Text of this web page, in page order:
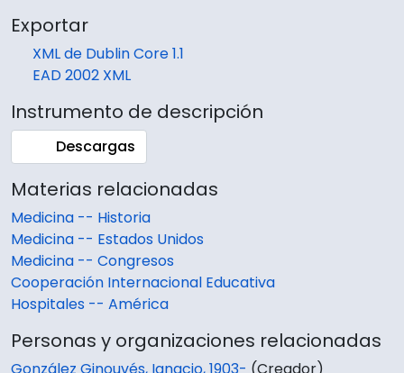
Exportar
XML de Dublin Core 1.1
EAD 2002 XML
Instrumento de descripción
Descargas
Materias relacionadas
Medicina -- Historia
Medicina -- Estados Unidos
Medicina -- Congresos
Cooperación Internacional Educativa
Hospitales -- América
Personas y organizaciones relacionadas
González Ginouvés, Ignacio, 1903- (Creador)